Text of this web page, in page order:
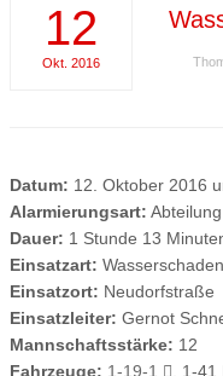
12
Okt. 2016
Datum: 12. Oktober 2016
Alarmierungsart:
Dauer: 1 Stunde 13
Einsatzart: Wasserschaden
Einsatzort: Neudorfstraße
Einsatzleiter: Gernot
Mannschaftsstärke: 12
Fahrzeuge: 1-19-1 , 1-41